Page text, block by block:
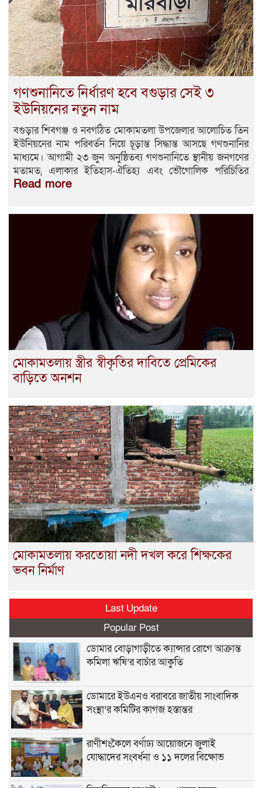
গণশুনানিতে নির্ধারণ হবে বগুড়ার সেই ৩
ইউনিয়নের নতুন নাম
বগুড়ার শিবগঞ্জ ও নবগঠিত মোকামতলা উপজেলার আলোচিত তিন
ইউনিয়নের নাম পরিবর্তন নিয়ে চূড়ান্ত সিদ্ধান্ত আসছে গণশুনানির
মাধ্যমে। আগামী ২৩ জুন অনুষ্ঠিতব্য গণশুনানিতে স্থানীয় জনগণের
মতামত, এলাকার ইতিহাস-ঐতিহ্য এবং ভৌগোলিক পরিচিতির
Read more
মোকামতলায় স্ত্রীর স্বীকৃতির দাবিতে প্রেমিকের
বাড়িতে অনশন
মোকামতলায় করতোয়া নদী দখল করে শিক্ষকের
ভবন নির্মাণ
Last Update
Popular Post
ডোমার বোড়াগাড়ীতে ক্যান্সার রোগে আক্রান্ত
কমিলা ঋষি’র বাচাঁর আকুতি
ডোমারে ইউএনও বরাবরে জাতীয় সাংবাদিক
সংস্থা’র কমিটির কাগজ হস্তান্তর
রাণীশংকৈলে বর্ণাঢ্য আয়োজনে জুলাই
যোদ্ধাদের সংবর্ধনা ও ১১ দলের বিক্ষোভ